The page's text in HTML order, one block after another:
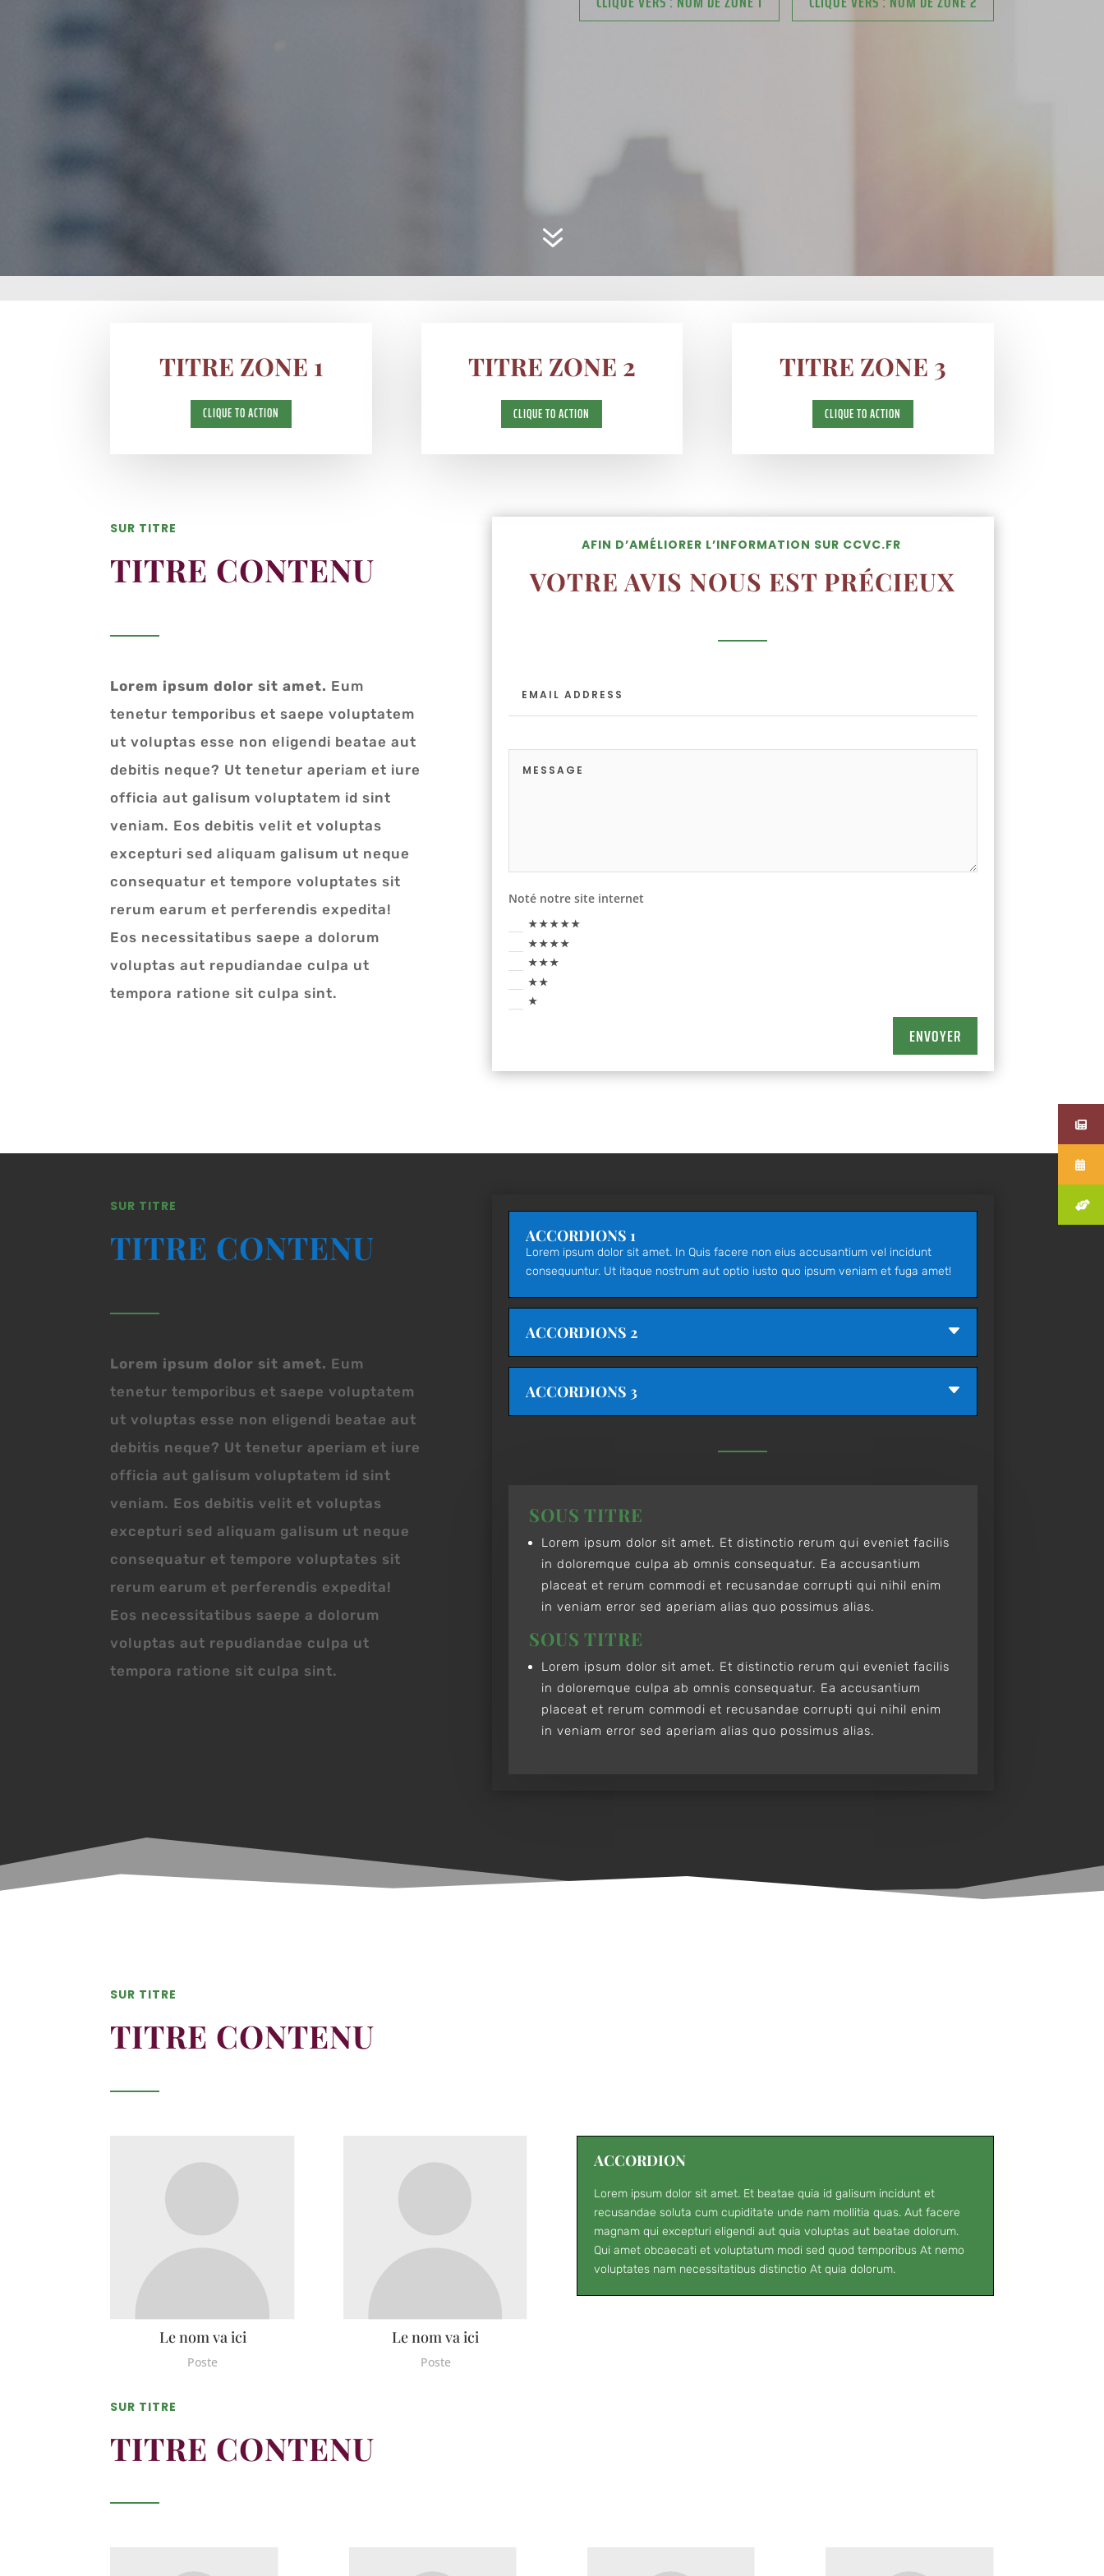
7
TITRE ZONE 1
CLIQUE TO ACTION
TITRE ZONE 2
CLIQUE TO ACTION
TITRE ZONE 3
CLIQUE TO ACTION
SUR TITRE
TITRE CONTENU
Lorem ipsum dolor sit amet. Eum
tenetur temporibus et saepe voluptatem
ut voluptas esse non eligendi beatae aut
debitis neque? Ut tenetur aperiam et iure
officia aut galisum voluptatem id sint
veniam. Eos debitis velit et voluptas
excepturi sed aliquam galisum ut neque
consequatur et tempore voluptates sit
rerum earum et perferendis expedita!
Eos necessitatibus saepe a dolorum
voluptas aut repudiandae culpa ut
tempora ratione sit culpa sint.
AFIN D’AMÉLIORER L’INFORMATION SUR CCVC.FR
VOTRE AVIS NOUS EST PRÉCIEUX
Noté notre site internet
★★★★★
★★★★
★★★
★★
★
ENVOYER
SUR TITRE
TITRE CONTENU
Lorem ipsum dolor sit amet. Eum
tenetur temporibus et saepe voluptatem
ut voluptas esse non eligendi beatae aut
debitis neque? Ut tenetur aperiam et iure
officia aut galisum voluptatem id sint
veniam. Eos debitis velit et voluptas
excepturi sed aliquam galisum ut neque
consequatur et tempore voluptates sit
rerum earum et perferendis expedita!
Eos necessitatibus saepe a dolorum
voluptas aut repudiandae culpa ut
tempora ratione sit culpa sint.
ACCORDIONS 1
Lorem ipsum dolor sit amet. In Quis facere non eius accusantium vel incidunt
consequuntur. Ut itaque nostrum aut optio iusto quo ipsum veniam et fuga amet!
ACCORDIONS 2
ACCORDIONS 3
SOUS TITRE
Lorem ipsum dolor sit amet. Et distinctio rerum qui eveniet facilis
in doloremque culpa ab omnis consequatur. Ea accusantium
placeat et rerum commodi et recusandae corrupti qui nihil enim
in veniam error sed aperiam alias quo possimus alias.
SOUS TITRE
Lorem ipsum dolor sit amet. Et distinctio rerum qui eveniet facilis
in doloremque culpa ab omnis consequatur. Ea accusantium
placeat et rerum commodi et recusandae corrupti qui nihil enim
in veniam error sed aperiam alias quo possimus alias.
SUR TITRE
TITRE CONTENU
Le nom va ici
Poste
Le nom va ici
Poste
ACCORDION
Lorem ipsum dolor sit amet. Et beatae quia id galisum incidunt et
recusandae soluta cum cupiditate unde nam mollitia quas. Aut facere
magnam qui excepturi eligendi aut quia voluptas aut beatae dolorum.
Qui amet obcaecati et voluptatum modi sed quod temporibus At nemo
voluptates nam necessitatibus distinctio At quia dolorum.
SUR TITRE
TITRE CONTENU